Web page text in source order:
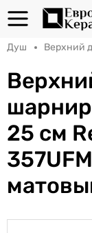
Душ Верхний
25 см